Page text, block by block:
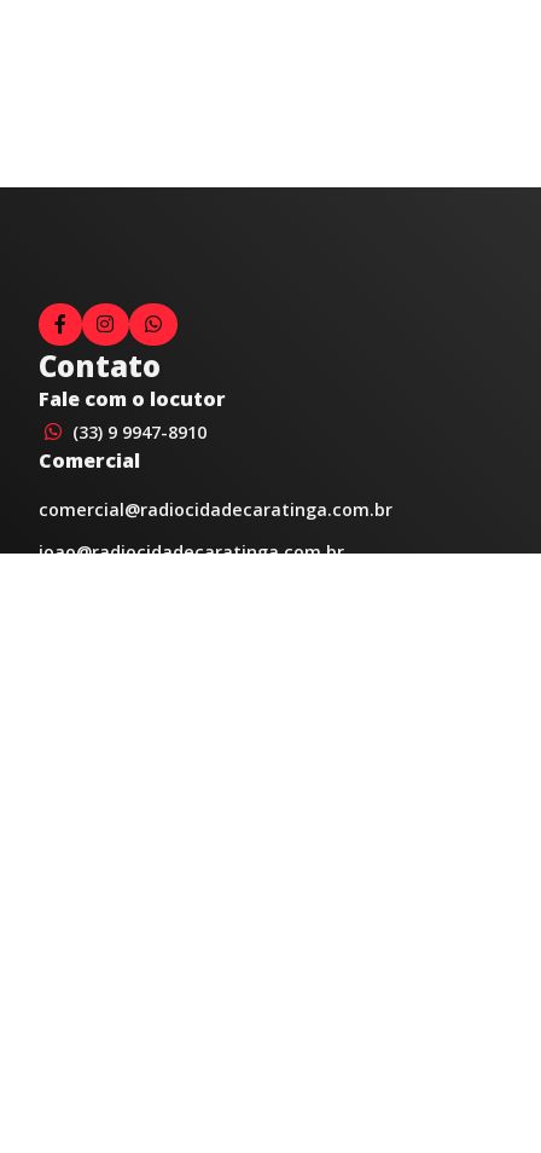
Contato
Fale com o locutor
(33) 9 9947-8910
Comercial
comercial@radiocidadecaratinga.com.br
joao@radiocidadecaratinga.com.br